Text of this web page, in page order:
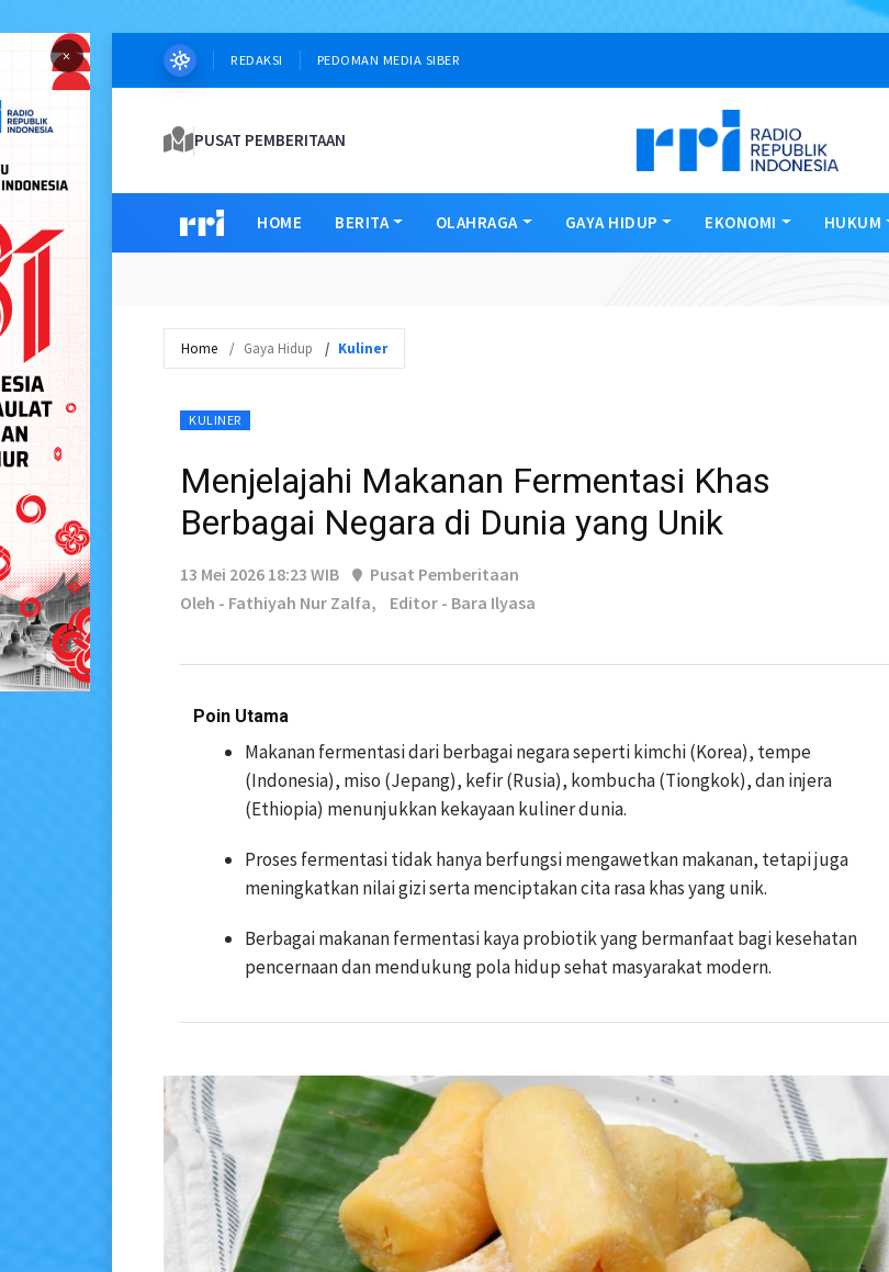
× REDAKSI PEDOMAN MEDIA SIBER
PUSAT PEMBERITAAN
HOME BERITA OLAHRAGA GAYA HIDUP EKONOMI HUKUM
Home Gaya Hidup Kuliner
KULINER
Menjelajahi Makanan Fermentasi Khas
Berbagai Negara di Dunia yang Unik
13 Mei 2026 18:23 WIB
Pusat Pemberitaan
Oleh - Fathiyah Nur Zalfa,
Editor - Bara Ilyasa
Poin Utama
Makanan fermentasi dari berbagai negara seperti kimchi (Korea), tempe
(Indonesia), miso (Jepang), kefir (Rusia), kombucha (Tiongkok), dan injera
(Ethiopia) menunjukkan kekayaan kuliner dunia.
Proses fermentasi tidak hanya berfungsi mengawetkan makanan, tetapi juga
meningkatkan nilai gizi serta menciptakan cita rasa khas yang unik.
Berbagai makanan fermentasi kaya probiotik yang bermanfaat bagi kesehatan
pencernaan dan mendukung pola hidup sehat masyarakat modern.